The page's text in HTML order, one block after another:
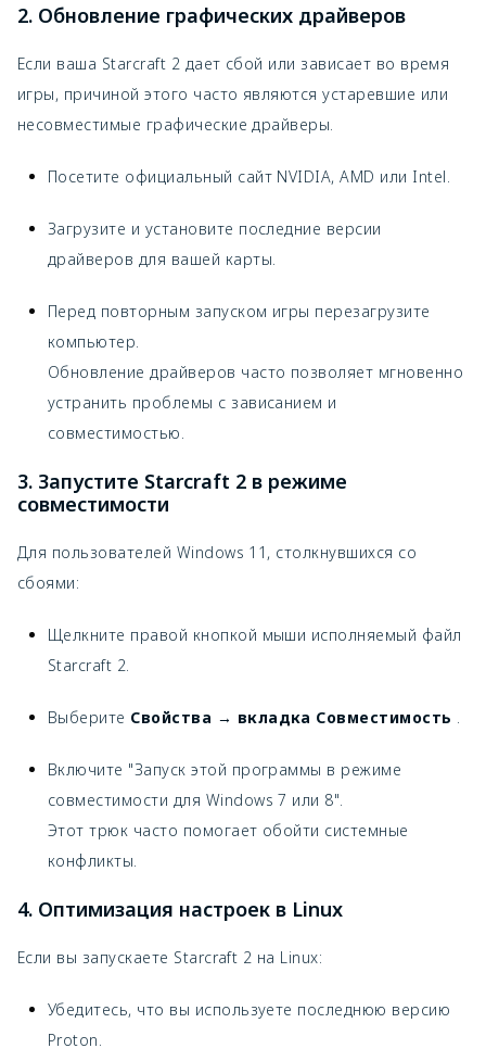
2. Обновление графических драйверов
Если ваша Starcraft 2 дает сбой или зависает во время
игры, причиной этого часто являются устаревшие или
несовместимые графические драйверы.
Посетите официальный сайт NVIDIA, AMD или Intel.
Загрузите и установите последние версии
драйверов для вашей карты.
Перед повторным запуском игры перезагрузите
компьютер.
Обновление драйверов часто позволяет мгновенно
устранить проблемы с зависанием и
совместимостью.
3. Запустите Starcraft 2 в режиме
совместимости
Для пользователей Windows 11, столкнувшихся со
сбоями:
Щелкните правой кнопкой мыши исполняемый файл
Starcraft 2.
Выберите Свойства → вкладка Совместимость .
Включите "Запуск этой программы в режиме
совместимости для Windows 7 или 8".
Этот трюк часто помогает обойти системные
конфликты.
4. Оптимизация настроек в Linux
Если вы запускаете Starcraft 2 на Linux:
Убедитесь, что вы используете последнюю версию
Proton.